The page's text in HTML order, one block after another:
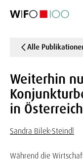
Alle
Weiterhin
in Österreich
Sandra Bilek-Steindl
Während die